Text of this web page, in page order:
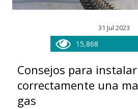
31 Jul 2023
15,868
Consejos para
correctamente una
gas